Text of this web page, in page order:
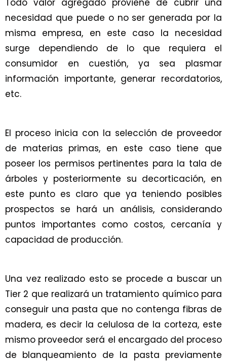
Todo valor agregado proviene de cubrir una
necesidad que puede o no ser generada por la
misma empresa, en este caso la necesidad
surge dependiendo de lo que requiera el
consumidor en cuestión, ya sea plasmar
información importante, generar recordatorios,
etc.
El proceso inicia con la selección de proveedor
de materias primas, en este caso tiene que
poseer los permisos pertinentes para la tala de
árboles y posteriormente su decorticación, en
este punto es claro que ya teniendo posibles
prospectos se hará un análisis, considerando
puntos importantes como costos, cercanía y
capacidad de producción.
Una vez realizado esto se procede a buscar un
Tier 2 que realizará un tratamiento químico para
conseguir una pasta que no contenga fibras de
madera, es decir la celulosa de la corteza, este
mismo proveedor será el encargado del proceso
de blanqueamiento de la pasta previamente